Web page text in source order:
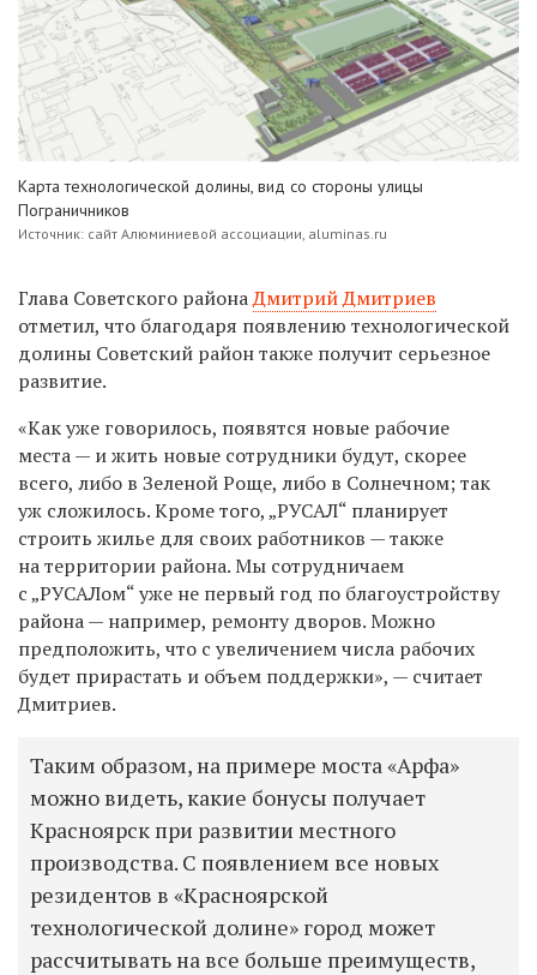
Карта технологической долины, вид со стороны улицы
Пограничников
Источник: сайт Алюминиевой ассоциации, aluminas.ru
Глава Советского районаДмитрий Дмитриев
отметил, что благодаря появлению технологической
долины Советский район также получит серьезное
развитие.
«Как уже говорилось, появятся новые рабочие
места — и жить новые сотрудники будут, скорее
всего, либо в Зеленой Роще, либо в Солнечном; так
уж сложилось. Кроме того, „РУСАЛ“ планирует
строить жилье для своих работников — также
на территории района. Мы сотрудничаем
с „РУСАЛом“ уже не первый год по благоустройству
района — например, ремонту дворов. Можно
предположить, что с увеличением числа рабочих
будет прирастать и объем поддержки», — считает
Дмитриев.
Таким образом, на примере моста «Арфа»
можно видеть, какие бонусы получает
Красноярск при развитии местного
производства. С появлением все новых
резидентов в «Красноярской
технологической долине» город может
рассчитывать на все больше преимуществ,